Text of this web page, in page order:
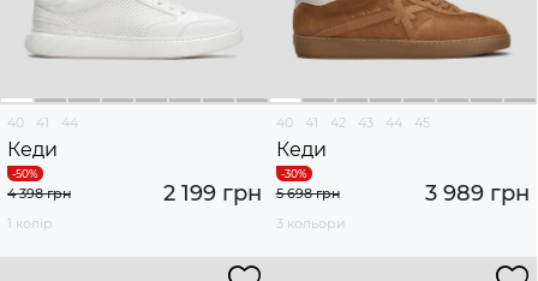
40 41 44
Кеди
2 199 грн
4 398 грн
1 колір
40 41 42 43 44 45
Кеди
3 989 грн
5 698 грн
3 кольори